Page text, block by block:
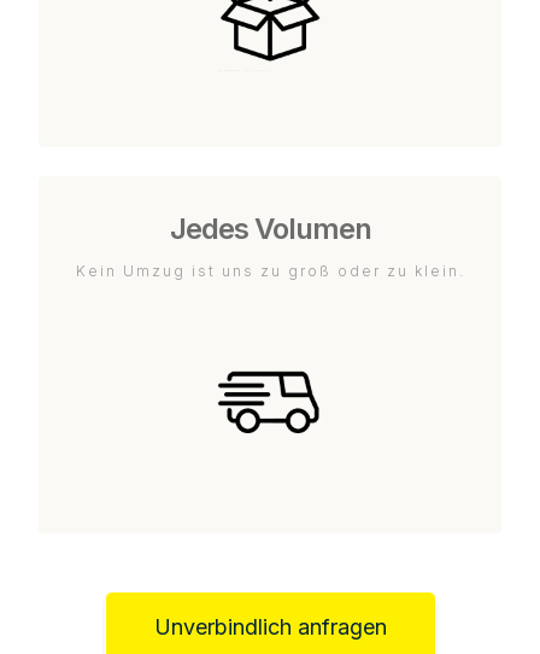
Jedes Volumen
Kein Umzug ist uns zu groß oder zu klein.
Unverbindlich anfragen